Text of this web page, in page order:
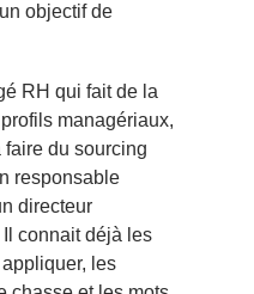
objectif de
RH qui fait de la
managériaux,
faire du sourcing
responsable
directeur
connait déjà les
les